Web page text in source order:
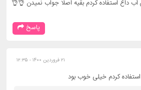
داغ استفاده کردم بقیه اصلا جواب نمیدن 👌👌
پاسخ
۲۱ فروردین ۱۴۰۰ - ۱۲:۳۵
کردم خیلی خوب بود